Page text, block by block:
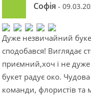
Софія -
Дуже незвичайний
сподобався! Виглядає
приємний,хоч і не
букет радує око. Чудова
команди, флористів та